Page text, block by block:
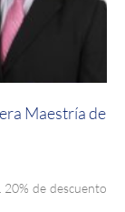
Maestría de
20% de descuento